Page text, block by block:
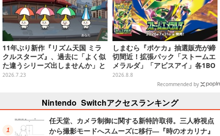
11年ぶり新作『リズム天国 ミラ
クルスターズ』、過去に「よく似
た違うシリーズ出しませんか」と
の話もあった。つんく♂noteで心
2026.7.23
しまむら『ポケカ』抽選販売が締
切間近！拡張パック「ストームエ
メラルダ」「アビスアイ」各1BO
Xをラインナップ
2026.8.8
Recommended by
Nintendo Switchアクセスランキング
任天堂、カメラ制御に関する新特許取得。三人称視点
から撮影モードへスムーズに移行―『時のオカリナ』